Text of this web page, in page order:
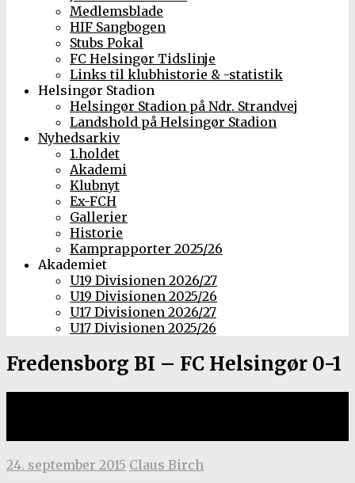
Medlemsblade
HIF Sangbogen
Stubs Pokal
FC Helsingør Tidslinje
Links til klubhistorie & -statistik
Helsingør Stadion
Helsingør Stadion på Ndr. Strandvej
Landshold på Helsingør Stadion
Nyhedsarkiv
1.holdet
Akademi
Klubnyt
Ex-FCH
Gallerier
Historie
Kamprapporter 2025/26
Akademiet
U19 Divisionen 2026/27
U19 Divisionen 2025/26
U17 Divisionen 2026/27
U17 Divisionen 2025/26
Fredensborg BI – FC Helsingør 0-1
24. september 2015 Claus Birch